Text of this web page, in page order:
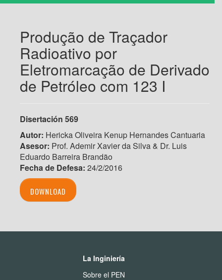
Produção de Traçador
Radioativo por
Eletromarcação de Derivado
de Petróleo com 123 I
Disertación 569
Autor: Hericka Oliveira Kenup Hernandes Cantuaria
Asesor: Prof. Ademir Xavier da Silva & Dr. Luis
Eduardo Barreira Brandão
Fecha de Defesa: 24/2/2016
DOWNLOAD
La Inginiería
Sobre el PEN